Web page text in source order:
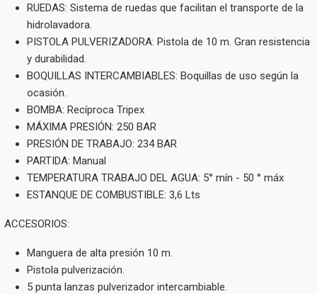
RUEDAS: Sistema de ruedas que facilitan el transporte de la
hidrolavadora.
PISTOLA PULVERIZADORA: Pistola de 10 m. Gran resistencia
y durabilidad.
BOQUILLAS INTERCAMBIABLES: Boquillas de uso según la
ocasión.
BOMBA: Recíproca Tripex
MÁXIMA PRESIÓN: 250 BAR
PRESIÓN DE TRABAJO: 234 BAR
PARTIDA: Manual
TEMPERATURA TRABAJO DEL AGUA: 5° mín - 50 ° máx
ESTANQUE DE COMBUSTIBLE: 3,6 Lts
ACCESORIOS:
Manguera de alta presión 10 m.
Pistola pulverización.
5 punta lanzas pulverizador intercambiable.